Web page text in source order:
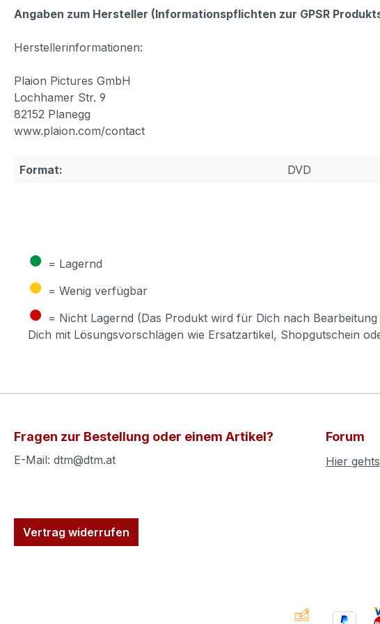
Angaben zum Hersteller (Informationspflichten zur GPSR
Herstellerinformationen:
Plaion Pictures GmbH
Lochhamer Str. 9
82152 Planegg
www.plaion.com/contact
Format: DVD
● = Lagernd
● = Wenig verfügbar
● = Nicht Lagernd (Das Produkt wird für Dich nach
Dich mit Lösungsvorschlägen wie Ersatzartikel, Shopgutschein
Fragen zur Bestellung oder einem Artikel?
E-Mail: dtm@dtm.at
Vertrag widerrufen
Forum
Hier